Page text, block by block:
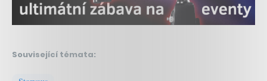
Související témata: